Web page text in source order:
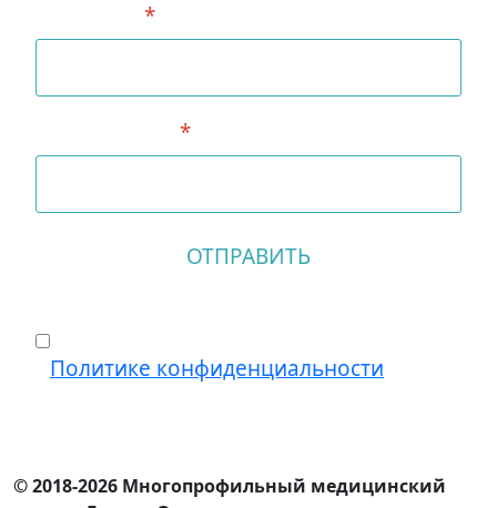
*
*
ОТПРАВИТЬ
Политике конфиденциальности
© 2018-2026 Многопрофильный медицинский